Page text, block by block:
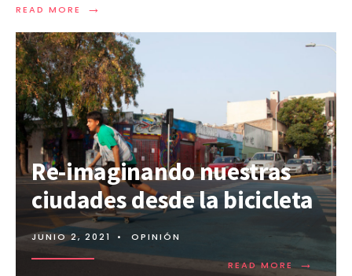
READ MORE →
Re-imaginando nuestras
ciudades desde la bicicleta
JUNIO 2, 2021 • OPINIÓN
READ MORE →